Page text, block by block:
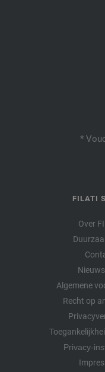
*
FILATI
Over
Algemene
Recht op
Privacy-